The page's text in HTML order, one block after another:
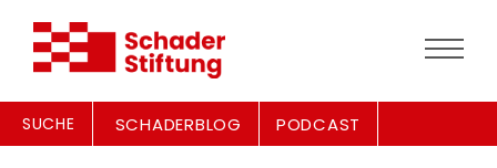
SUCHE SCHADERBLOG PODCAST